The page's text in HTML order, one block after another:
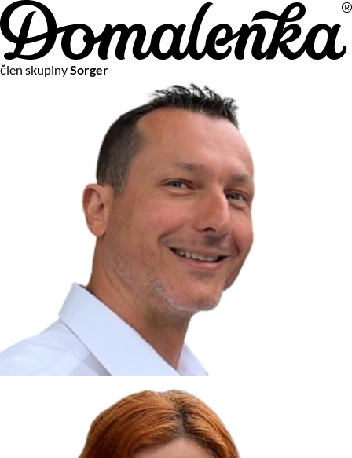
člen skupinySorger
Na vašom súkromí nám záleží
Chceme vám neustále poskytovať tie najlepšie služby.
Vzhľadom k platnej legislatíve od vás ale potrebujeme súhlas
s používaním súborov cookies.
Viac o personalizácii a meraní
Aby sme vedeli, čo sa deje na webových stránkach a aby sme
vám mohli prispôsobiť ponuky na mieru či reklamu,
používame cookies a taktiežslužby spoločnosti Google
Čo sú cookies?
Cookies sú malé textové súbory, ktoré môžu byť používané
webovými stránkami, aby zefektívnili používateľský zážitok.
Vďaka cookies vám môžeme ponúkať služby podľa toho, čo
naozaj hľadáte a chcete nájsť.
Kedykoľvek sa môžete slobodne rozhodnúť, ktoré typy
používania cookies chcete umožniť.
Zákon uvádza, že môžeme ukladať cookies na vašom
zariadení, pokiaľ sú nevyhnutne nutné pre prevádzku tejto
Cookies, ktoré používame
Technické a nevyhnutné cookies